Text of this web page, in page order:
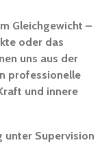
Gleichgewicht –
oder das
uns aus der
professionelle
und innere
unter Supervision